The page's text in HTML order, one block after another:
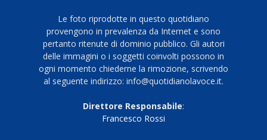
Le foto riprodotte in questo quotidiano
provengono in prevalenza da Internet e sono
pertanto ritenute di dominio pubblico. Gli autori
delle immagini o i soggetti coinvolti possono in
ogni momento chiederne la rimozione, scrivendo
al seguente indirizzo: info@quotidianolavoce.it.
Direttore Responsabile:
Francesco Rossi